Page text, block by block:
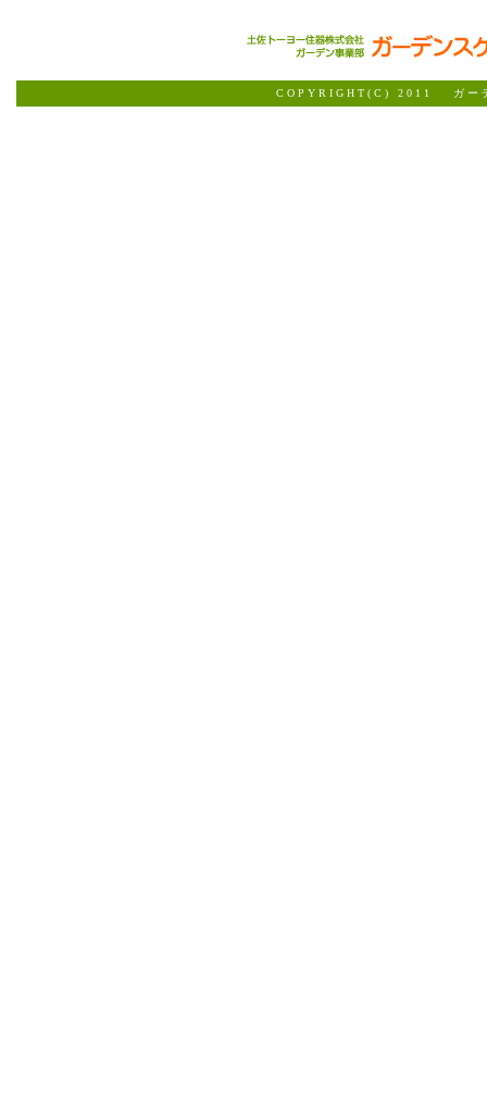
COPYRIGHT(C) 2011 ガー